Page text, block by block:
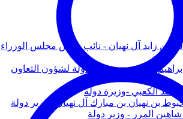
بن زايد آل نهيان - نائب رئيس مجلس الوزراء
الهاشمي - وزيرة دولة لشؤون التعاون
الكعبي -وزيرة دولة
بن نهيان بن مبارك آل نهيان - وزير دولة
المرر - وزير دولة